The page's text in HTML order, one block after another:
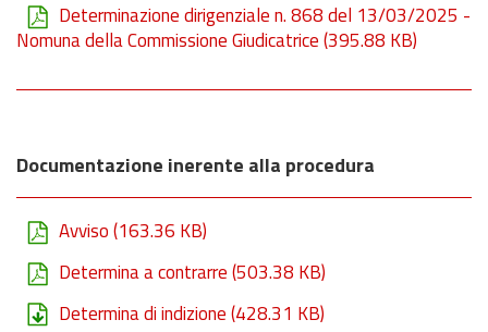
Determinazione dirigenziale n. 868 del 13/03/2025 -
Nomuna della Commissione Giudicatrice(395.88 KB)
Documentazione inerente alla procedura
Avviso(163.36 KB)
Determina a contrarre(503.38 KB)
Determina di indizione(428.31 KB)